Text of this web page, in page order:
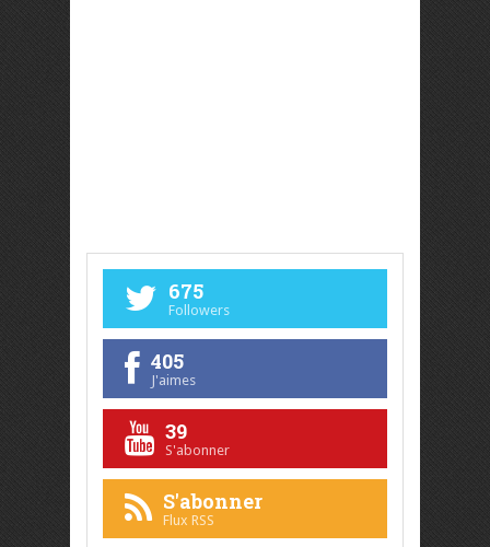
675
Followers
405
J'aimes
39
S'abonner
S'abonner
Flux RSS